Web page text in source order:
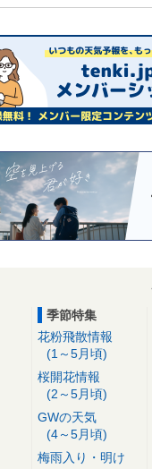
季節特集
花粉飛散情報
(1～5月頃)
桜開花情報
(2～5月頃)
GWの天気
(4～5月頃)
梅雨入り・明け